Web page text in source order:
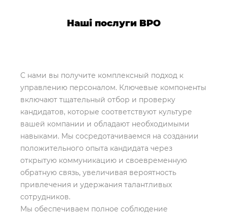
Наші послуги BPO
С нами вы получите комплексный подход к
управлению персоналом. Ключевые компоненты
включают тщательный отбор и проверку
кандидатов, которые соответствуют культуре
вашей компании и обладают необходимыми
навыками. Мы сосредотачиваемся на создании
положительного опыта кандидата через
открытую коммуникацию и своевременную
обратную связь, увеличивая вероятность
привлечения и удержания талантливых
сотрудников.
Мы обеспечиваем полное соблюдение